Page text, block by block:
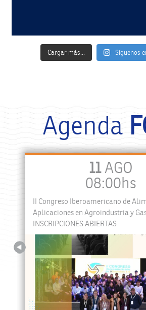
Cargar más... Síguenos
Agenda
Previous
11 AGO
08:00hs
II Congreso Iberoamericano de
Aplicaciones en Agroindustria y
INSCRIPCIONES ABIERTAS